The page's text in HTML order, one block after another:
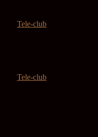
Tele-club
Tele-club